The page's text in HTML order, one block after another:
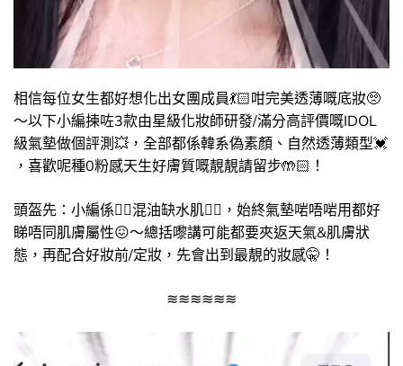
相信每位女生都好想化出女團成員💃🏻​咁完美透薄嘅底妝🥺​
～以下小編揀咗3款由星級化妝師研發/滿分高評價嘅IDOL
級氣墊做個評測💥​，全部都係韓系偽素顏、自然透薄類型💓​
，喜歡呢種0粉感天生好膚質嘅靚靚請留步🤲🏻​！
頭盔先：小編係👉🏻混油缺水肌👈🏻，始終氣墊啱唔啱用都好
睇唔同肌膚屬性😖～總括嚟講可能都要夾返天氣&肌膚狀
態，再配合好妝前/定妝，先會出到最靚的妝感🤫！
≋≋≋≋≋≋